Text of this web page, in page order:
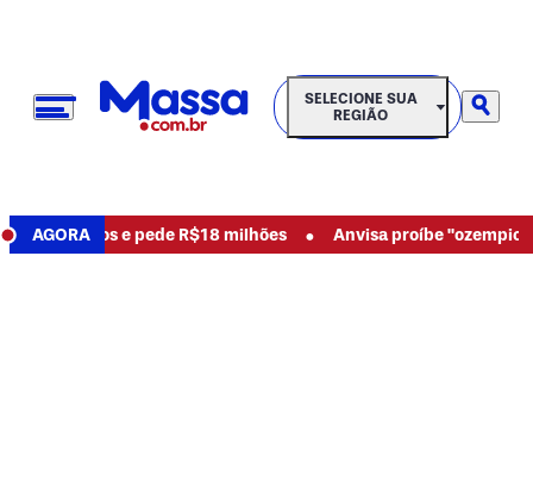
SELECIONE SUA REGIÃO
SELECIONE SUA
REGIÃO
AGORA
abusos e pede R$18 milhões • Anvisa proíbe "ozempic